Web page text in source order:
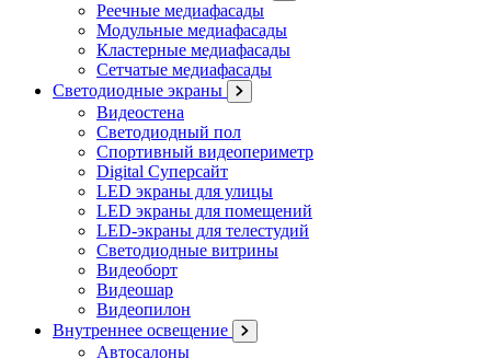
Реечные медиафасады
Модульные медиафасады
Кластерные медиафасады
Сетчатые медиафасады
Светодиодные экраны
Видеостена
Светодиодный пол
Спортивный видеопериметр
Digital Суперсайт
LED экраны для улицы
LED экраны для помещений
LED-экраны для телестудий
Светодиодные витрины
Видеоборт
Видеошар
Видеопилон
Внутреннее освещение
Автосалоны